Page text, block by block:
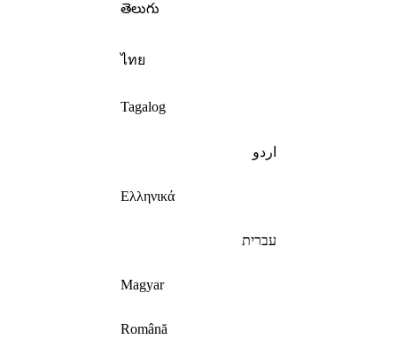
తెలుగు
ไทย
Tagalog
اردو
Ελληνικά
עברית
Magyar
Română